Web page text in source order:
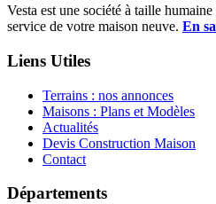
Vesta est une société à taille
service de votre maison neuve. En
Liens Utiles
Terrains : nos annonces
Maisons : Plans et Modèles
Actualités
Devis Construction Maison
Contact
Départements